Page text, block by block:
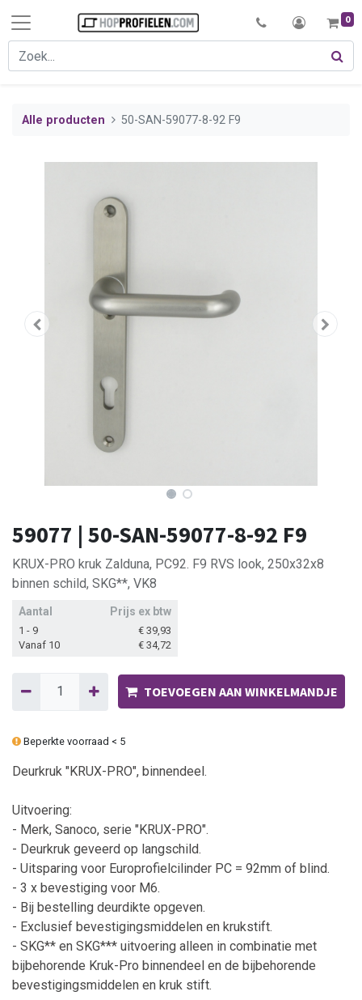
0
Alle producten 50-SAN-59077-8-92 F9
59077 | 50-SAN-59077-8-92 F9
KRUX-PRO kruk Zalduna, PC92. F9 RVS look, 250x32x8
binnen schild, SKG**, VK8
Aantal Prijs ex btw
1 - 9 € 39,93
Vanaf 10
€ 34,72
TOEVOEGEN AAN WINKELMANDJE
Beperkte voorraad < 5
Deurkruk "KRUX-PRO", binnendeel.
Uitvoering:
- Merk, Sanoco, serie "KRUX-PRO".
- Deurkruk geveerd op langschild.
- Uitsparing voor Europrofielcilinder PC = 92mm of blind.
- 3 x bevestiging voor M6.
- Bij bestelling deurdikte opgeven.
- Exclusief bevestigingsmiddelen en krukstift.
- SKG** en SKG*** uitvoering alleen in combinatie met
bijbehorende Kruk-Pro binnendeel en de bijbehorende
bevestigingsmiddelen en kruk stift.